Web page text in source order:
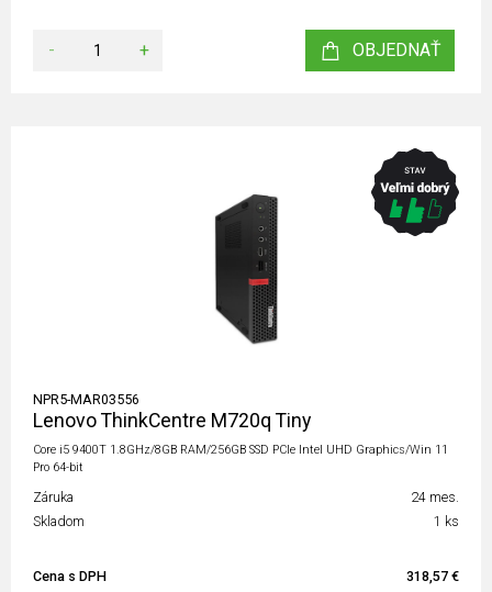
- + OBJEDNAŤ
NPR5-MAR03556
Lenovo ThinkCentre M720q Tiny
Core i5 9400T 1.8GHz/8GB RAM/256GB SSD PCIe Intel UHD Graphics/Win 11
Pro 64-bit
Záruka
24 mes.
Skladom
1 ks
Cena s DPH 318,57 €